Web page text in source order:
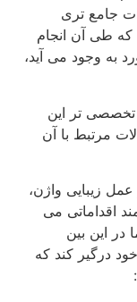
جامع تری
طی آن انجام
وجود می آید،
تر این
مرتبط با آن
زیبایی واژن،
می
این بین
کند که